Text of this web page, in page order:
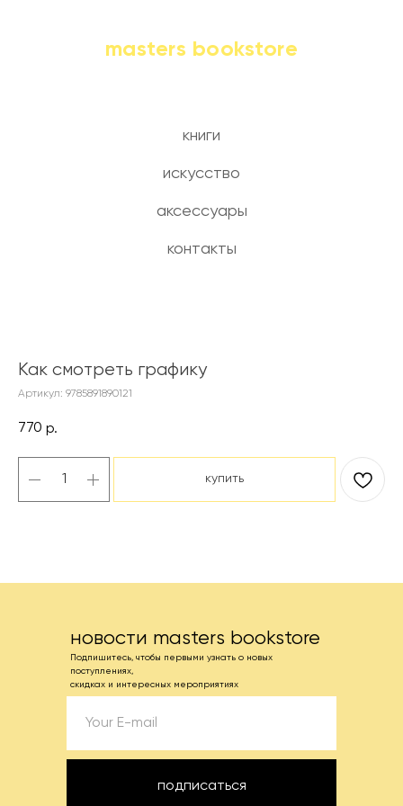
masters bookstore
книги
искусство
аксессуары
контакты
Как смотреть графику
Артикул: 9785891890121
770 р.
купить
новости masters bookstore
Подпишитесь, чтобы первыми узнать о новых
поступлениях,
скидках и интересных мероприятиях
подписаться